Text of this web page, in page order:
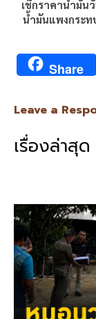
เช็กราคาน้ำมัน
น้ำมันแพงกระท
Share
Leave a
เรื่องล่าสุด